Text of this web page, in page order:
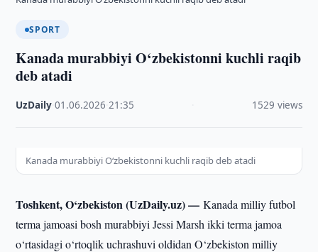
SPORT
Kanada murabbiyi O‘zbekistonni kuchli raqib
deb atadi
UzDaily ·01.06.2026 ·21:35 1529 views
Kanada murabbiyi O‘zbekistonni kuchli raqib deb atadi
Toshkent, O‘zbekiston (UzDaily.uz) —Kanada milliy futbol
terma jamoasi bosh murabbiyi Jessi Marsh ikki terma jamoa
o‘rtasidagi o‘rtoqlik uchrashuvi oldidan O‘zbekiston milliy